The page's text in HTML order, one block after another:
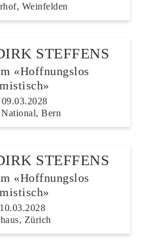
Weinfelden
STEFFENS
«Hoffnungslos
Bern
STEFFENS
«Hoffnungslos
Zürich